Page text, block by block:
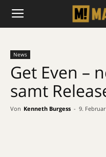
News
Get Even –
samt
Von Kenneth Burgess - 9.